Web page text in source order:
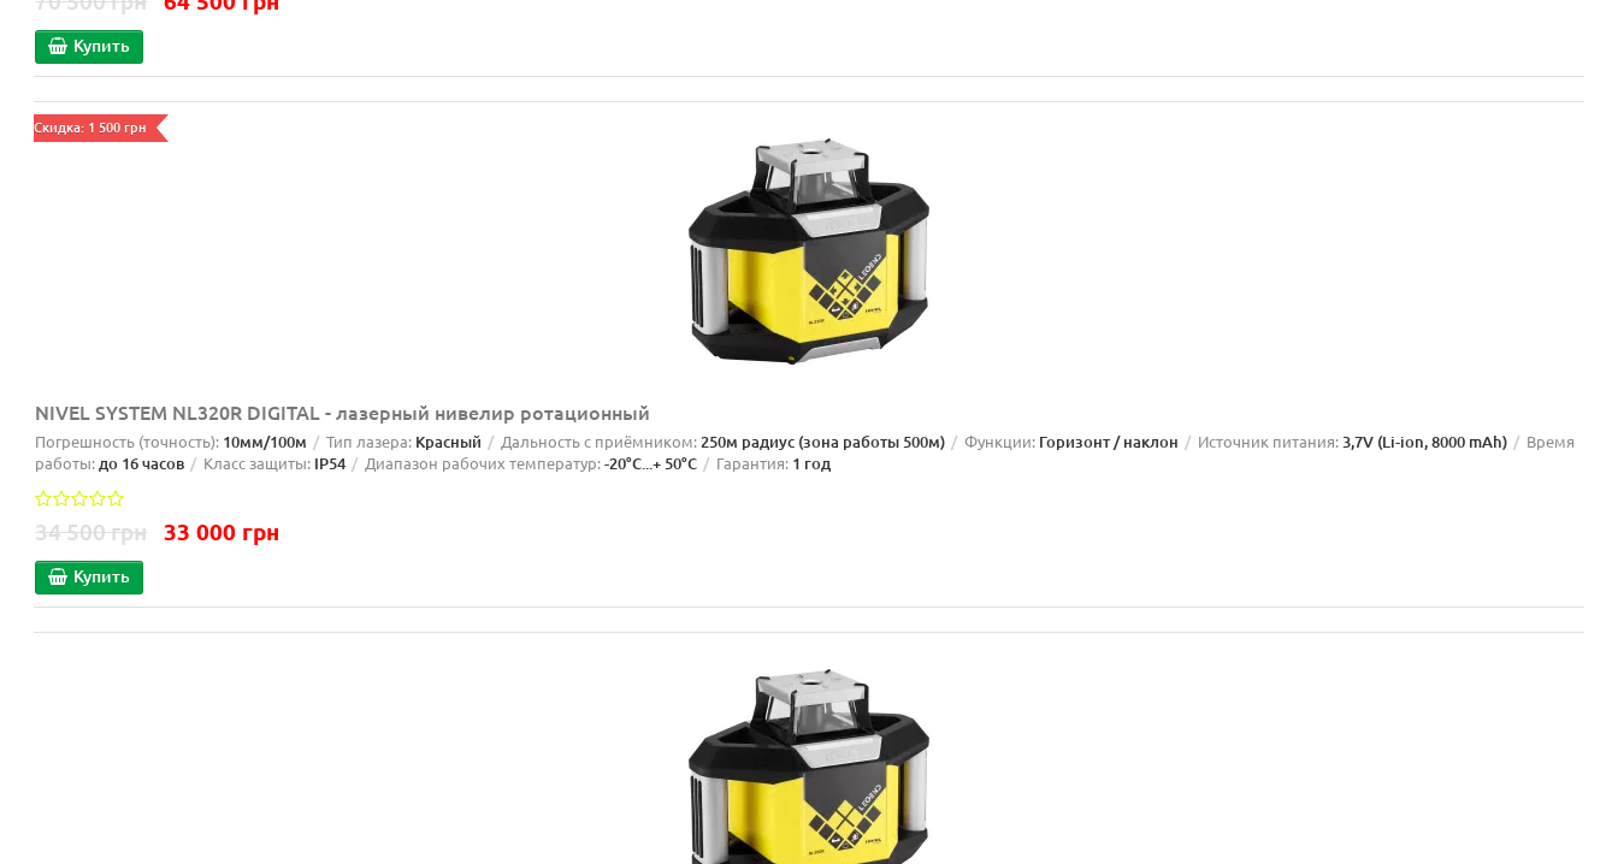
Купить
Скидка: 1 500 грн
NIVEL SYSTEM NL320R DIGITAL - лазерный нивелир ротационный
Погрешность (точность): 10мм/100м Тип лазера: Красный Дальность с приёмником: 250м радиус (зона работы 500м) Функции: Горизонт / наклон Источник питания: 3,7V (Li-ion, 8000 mAh)
Время
работы: до 16 часов Класс защиты: IP54 Диапазон рабочих температур: -20°C...+ 50°C Гарантия: 1 год
34 500 грн 33 000 грн
Купить